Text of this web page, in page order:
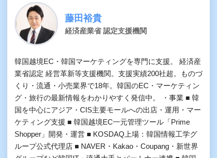
藤田裕貴
経済産業省 認定支援機関
韓国越境EC・韓国マーケティングを専門に支援。 経済産
業省認定 経営革新等支援機関。支援実績200社超。ものづ
くり・流通・小売業界で18年。韓国のEC・マーケティン
グ・旅行の最新情報をわかりやすく発信中。 ・事業 ■ 韓
国を中心にアジア・CIS主要モールへの出店・運用・マー
ケティング支援 ■ 韓国越境EC一元管理ツール「Prime
Shopper」開発・運営 ■ KOSDAQ上場：韓国情報工学グ
ループ公式代理店 ■ NAVER・Kakao・Coupang・新世界